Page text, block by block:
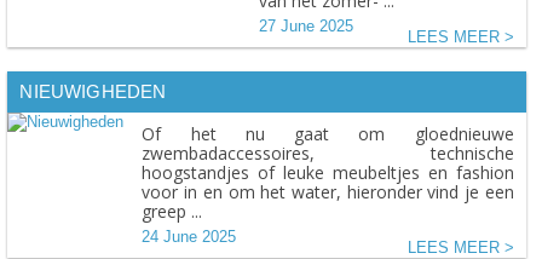
27 June 2025
LEES MEER
NIEUWIGHEDEN
Of het nu gaat om gloednieuwe
zwembadaccessoires, technische
hoogstandjes of leuke meubeltjes en fashion
voor in en om het water, hieronder vind je een
greep ...
24 June 2025
LEES MEER